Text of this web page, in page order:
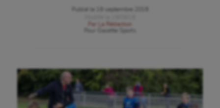
Aéronautique
Athlétisme
Publié le
18 septembre 2018
Par
La Rédaction
Gazette Sports